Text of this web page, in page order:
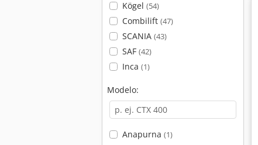
Kögel (54)
Combilift (47)
SCANIA (43)
SAF (42)
Inca (1)
Modelo:
Anapurna (1)